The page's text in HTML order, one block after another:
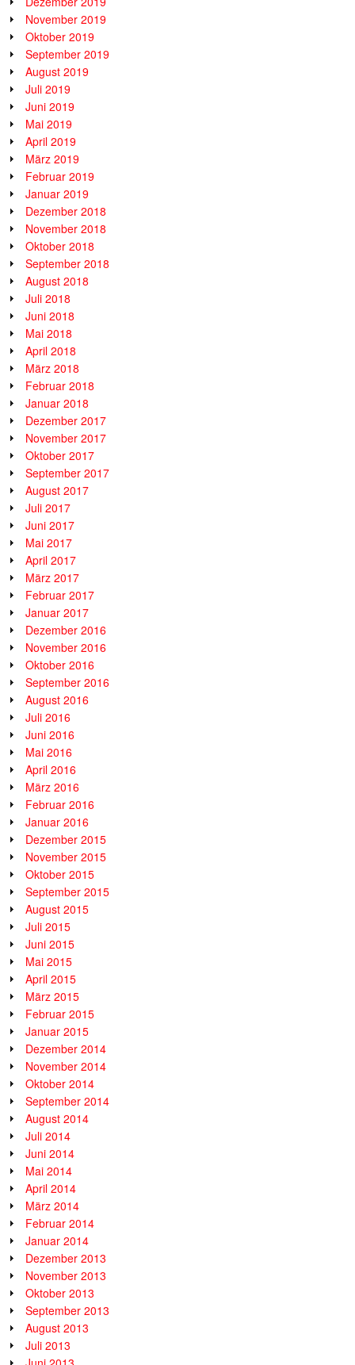
November 2019
Oktober 2019
September 2019
August 2019
Juli 2019
Juni 2019
Mai 2019
April 2019
März 2019
Februar 2019
Januar 2019
Dezember 2018
November 2018
Oktober 2018
September 2018
August 2018
Juli 2018
Juni 2018
Mai 2018
April 2018
März 2018
Februar 2018
Januar 2018
Dezember 2017
November 2017
Oktober 2017
September 2017
August 2017
Juli 2017
Juni 2017
Mai 2017
April 2017
März 2017
Februar 2017
Januar 2017
Dezember 2016
November 2016
Oktober 2016
September 2016
August 2016
Juli 2016
Juni 2016
Mai 2016
April 2016
März 2016
Februar 2016
Januar 2016
Dezember 2015
November 2015
Oktober 2015
September 2015
August 2015
Juli 2015
Juni 2015
Mai 2015
April 2015
März 2015
Februar 2015
Januar 2015
Dezember 2014
November 2014
Oktober 2014
September 2014
August 2014
Juli 2014
Juni 2014
Mai 2014
April 2014
März 2014
Februar 2014
Januar 2014
Dezember 2013
November 2013
Oktober 2013
September 2013
August 2013
Juli 2013